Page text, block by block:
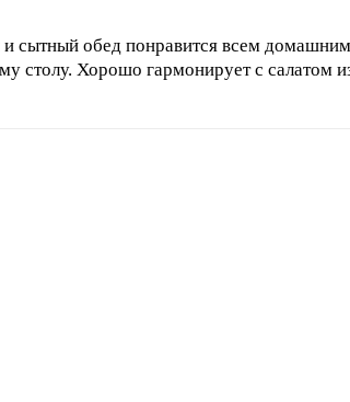
сытный обед понравится всем
столу. Хорошо гармонирует с